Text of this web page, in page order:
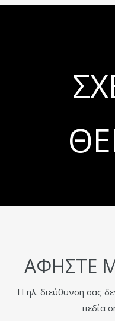
ΑΦΉΣΤΕ
Η ηλ. διεύθυνση σας
πεδία